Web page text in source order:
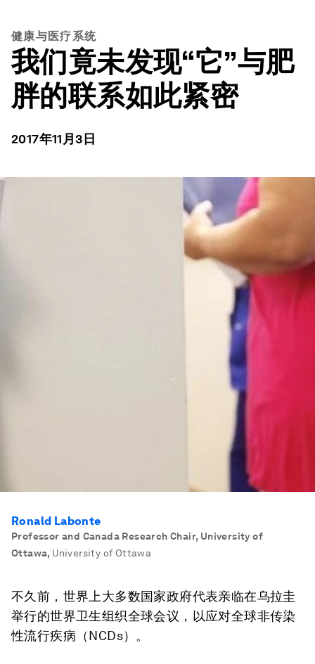
健康与医疗系统
我们竟未发现“它”与肥
胖的联系如此紧密
2017年11月3日
Ronald Labonte
Professor and Canada Research Chair, University of
Ottawa, University of Ottawa
不久前，世界上大多数国家政府代表亲临在乌拉圭
举行的世界卫生组织全球会议，以应对全球非传染
性流行疾病（NCDs）。